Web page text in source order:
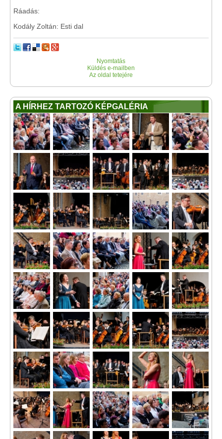
Ráadás:
Kodály Zoltán: Esti dal
Nyomtatás
Küldés e-mailben
Az oldal tetejére
A HÍRHEZ TARTOZÓ KÉPGALÉRIA